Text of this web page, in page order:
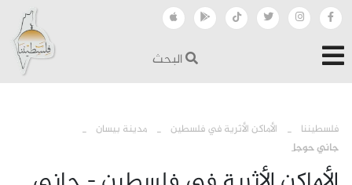
البحث
فلسطيننا الأماكن الأثرية في فلسطين مدينة بيسان
جاني حوجا